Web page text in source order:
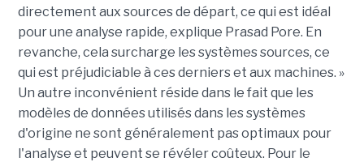
directement aux sources de départ, ce qui est idéal
pour une analyse rapide, explique Prasad Pore. En
revanche, cela surcharge les systèmes sources, ce
qui est préjudiciable à ces derniers et aux machines. »
Un autre inconvénient réside dans le fait que les
modèles de données utilisés dans les systèmes
d'origine ne sont généralement pas optimaux pour
l'analyse et peuvent se révéler coûteux. Pour le